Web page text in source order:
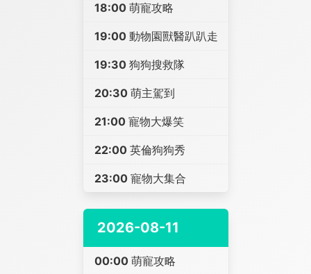
18:00 萌寵攻略
19:00 動物園獸醫趴趴走
19:30 狗狗搜救隊
20:30 萌主駕到
21:00 寵物大爆笑
22:00 英倫狗狗秀
23:00 寵物大集合
2026-08-11
00:00 萌寵攻略